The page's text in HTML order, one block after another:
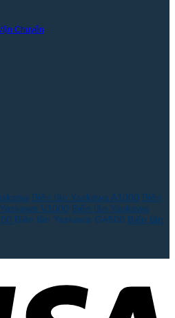
Chuyển
Biến tần Yaskawa A1000 Biến
V1000 Biến tần Yaskawa
Biến tần Yaskawa GA500 Biến tần